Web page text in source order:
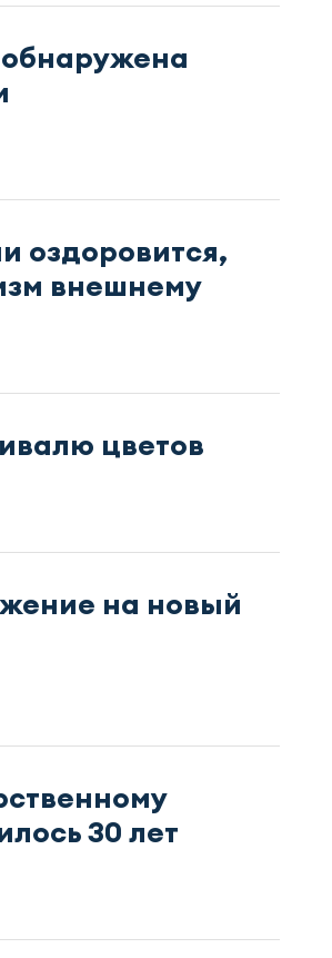
оздоровится,
внешнему
цветов
на новый
30 лет